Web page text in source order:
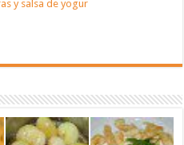
y salsa de yogur